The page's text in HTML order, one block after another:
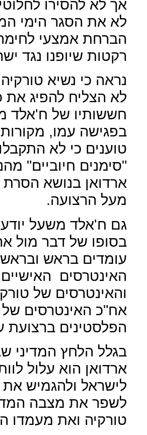
אך לא להסירו
לא את הסגר הימי
הברחת אמצעי
רקטות שיופנו נגד
נראה כי נשיא
לא הצליח להפיג את
חששותיו של ח'אלד
בפגישה עמו,
טוענים כי לא
"סימנים חיוביים"
ארדואן בנושא
מעל הרצועה.
גם ח'אלד משעל יודע
בסופו של דבר מול
עומדים בראש
האינטרסים
והאינטרסים של
אח"כ האינטרסים של
הפלסטינים ברצועת
בגלל הלחץ המדיני
ארדואן הוא עלול
לישראל ולהגמיש את
לשפר את מצבה
טורקיה ואת מעמדו